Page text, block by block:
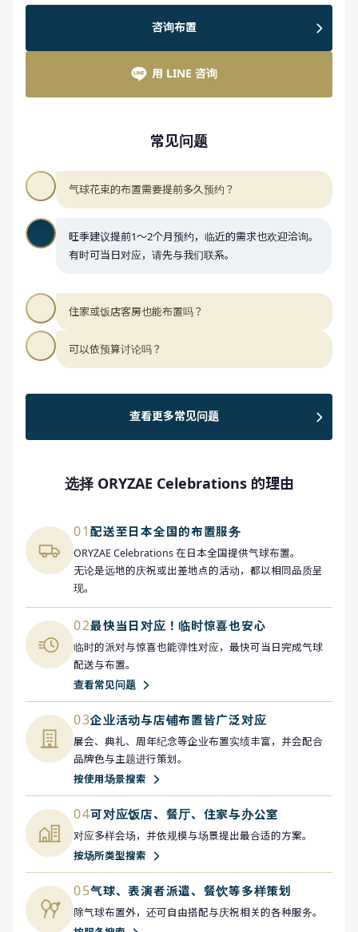
咨询布置
用 LINE 咨询
常见问题
气球花束的布置需要提前多久预约？
旺季建议提前1～2个月预约，临近的需求也欢迎洽询。
有时可当日对应，请先与我们联系。
住家或饭店客房也能布置吗？
可以依预算讨论吗？
查看更多常见问题
选择 ORYZAE Celebrations 的理由
01配送至日本全国的布置服务
ORYZAE Celebrations 在日本全国提供气球布置。
无论是远地的庆祝或出差地点的活动，都以相同品质呈
现。
02最快当日对应！临时惊喜也安心
临时的派对与惊喜也能弹性对应，最快可当日完成气球
配送与布置。
查看常见问题
03企业活动与店铺布置皆广泛对应
展会、典礼、周年纪念等企业布置实绩丰富，并会配合
品牌色与主题进行策划。
按使用场景搜索
04可对应饭店、餐厅、住家与办公室
对应多样会场，并依规模与场景提出最合适的方案。
按场所类型搜索
05气球、表演者派遣、餐饮等多样策划
除气球布置外，还可自由搭配与庆祝相关的各种服务。